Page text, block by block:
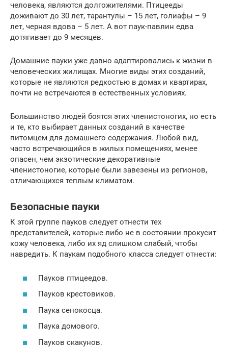
человека, являются долгожителями. Птицееды
доживают до 30 лет, тарантулы – 15 лет, голиафы – 9
лет, черная вдова – 5 лет. А вот паук-павлин едва
дотягивает до 9 месяцев.
Домашние пауки уже давно адаптировались к жизни в
человеческих жилищах. Многие виды этих созданий,
которые не являются редкостью в домах и квартирах,
почти не встречаются в естественных условиях.
Большинство людей боятся этих членистоногих, но есть
и те, кто выбирает данных созданий в качестве
питомцем для домашнего содержания. Любой вид,
часто встречающийся в жилых помещениях, менее
опасен, чем экзотические декоративные
членистоногие, которые были завезены из регионов,
отличающихся теплым климатом.
Безопасные пауки
К этой группе пауков следует отнести тех
представителей, которые либо не в состоянии прокусит
кожу человека, либо их яд слишком слабый, чтобы
навредить. К паукам подобного класса следует отнести:
Пауков птицеедов.
Пауков крестовиков.
Паука сенокосца.
Паука домового.
Пауков скакунов.